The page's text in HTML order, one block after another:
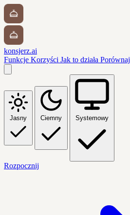
konsjerz.ai
Funkcje Korzyści Jak to działa Porównaj
Jasny Ciemny Systemowy
Rozpocznij